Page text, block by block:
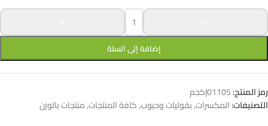
إضافة إلى السلة
رمز المنتج:01105|كجم
التصنيفات:المكسرات,بقوليات وحبوب,كافة المنتجات,منتجات بالوزن